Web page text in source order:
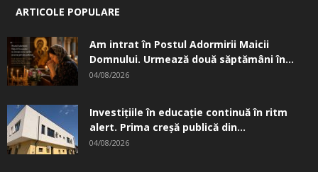
ARTICOLE POPULARE
Am intrat în Postul Adormirii Maicii
Domnului. Urmează două săptămâni în...
04/08/2026
Investițiile în educație continuă în ritm
alert. Prima creşă publică din...
04/08/2026